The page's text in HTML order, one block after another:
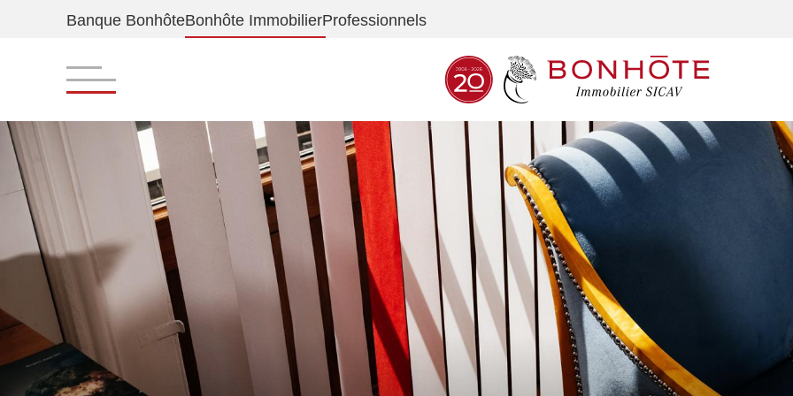
Banque BonhôteBonhôte ImmobilierProfessionnels
Navigation principale